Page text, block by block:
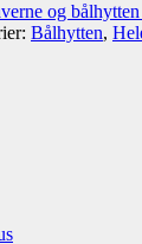
og
Bålhytten,